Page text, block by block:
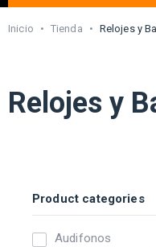
Inicio • Tienda • Relojes y
Relojes y
Product categories
Audifonos